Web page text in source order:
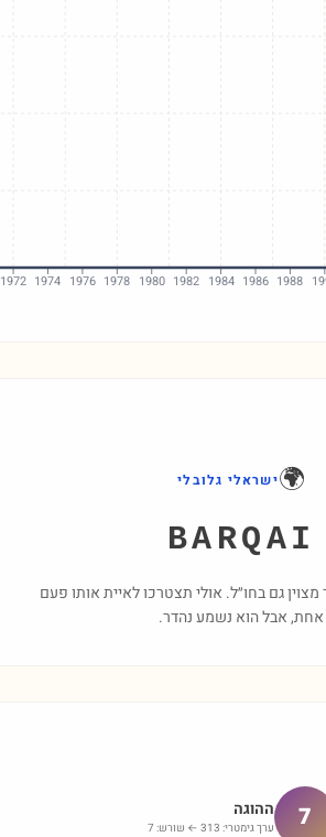
1972 1974 1976 1978 1980 1982 1984 1986 1988
🌍ישראלי גלובלי
BARQAI
גם בחו״ל. אולי תצטרכו לאיית אותו פעם
אחת, אבל הוא נשמע נהדר.
7 ההוגה
ערך גימטרי: 313 ← שורש: 7